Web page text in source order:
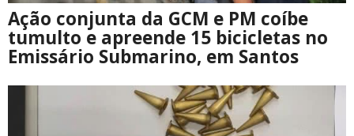
Ação conjunta da GCM e PM coíbe
tumulto e apreende 15 bicicletas no
Emissário Submarino, em Santos